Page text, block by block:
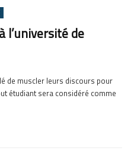
l’université de
de muscler leurs discours pour
étudiant sera considéré comme